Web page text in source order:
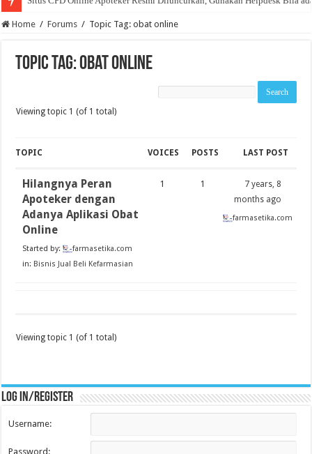
Home / Forums / Topic Tag: obat online
Topic Tag: obat online
Viewing topic 1 (of 1 total)
TOPIC VOICES POSTS LAST POST
Hilangnya Peran
Apoteker dengan
Adanya Aplikasi Obat
Online
Started by:
farmasetika.com
in: Bisnis Jual Beli Kefarmasian
1 1
7 years, 8
months ago
farmasetika.com
Viewing topic 1 (of 1 total)
Log in/register
Username:
Password: